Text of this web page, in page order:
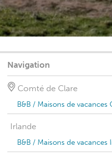
Navigation
Comté de Clare
B&B / Maisons de vacances
Irlande
B&B / Maisons de vacances